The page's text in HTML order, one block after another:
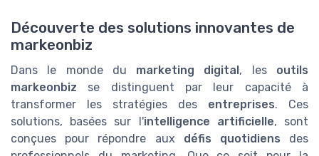
Découverte des solutions innovantes de
markeonbiz
Dans le monde du marketing digital , les outils
markeonbiz se distinguent par leur capacité à
transformer les stratégies des entreprises. Ces
solutions, basées sur l'intelligence artificielle, sont
conçues pour répondre aux défis quotidiens des